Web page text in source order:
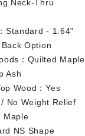
Neck-Thru
Standard - 1.64"
Option
：Quilted Maple
Ash
Wood：Yes
No Weight Relief
Maple
NS Shape